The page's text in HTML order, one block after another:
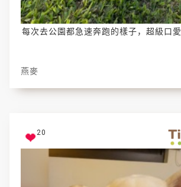
每次去公園都急速奔跑的樣子，超級口愛
燕麥
20